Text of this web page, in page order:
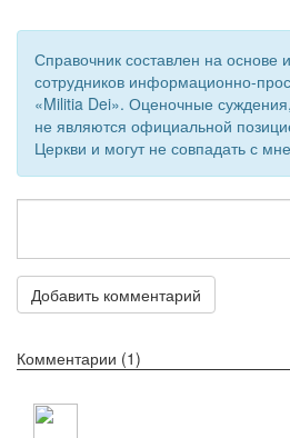
Справочник составлен на основе
сотрудников информационно-
«Militia Dei». Оценочные
не являются официальной
Церкви и могут не совпадать с
Добавить комментарий
Комментарии (1)